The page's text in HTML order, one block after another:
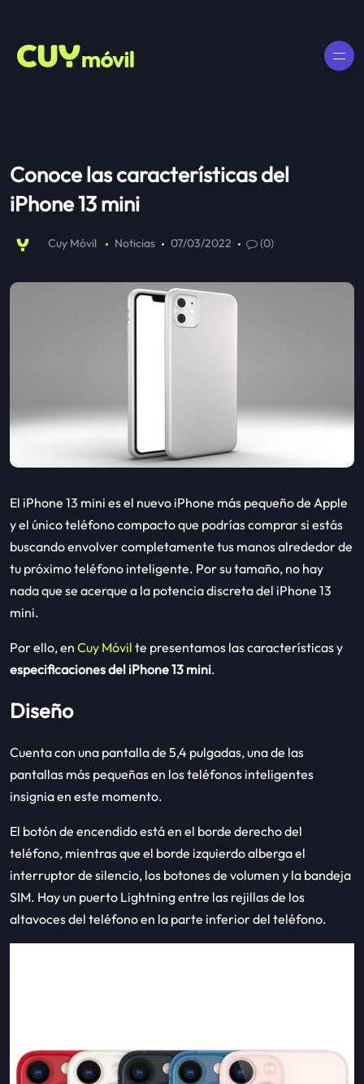
Conoce las características del
iPhone 13 mini
Cuy Móvil Noticias 07/03/2022 (0)
El iPhone 13 mini es el nuevo iPhone más pequeño de Apple
y el único teléfono compacto que podrías comprar si estás
buscando envolver completamente tus manos alrededor de
tu próximo teléfono inteligente. Por su tamaño, no hay
nada que se acerque a la potencia discreta del iPhone 13
mini.
Por ello, en Cuy Móvil te presentamos las características y
especificaciones del iPhone 13 mini.
Diseño
Cuenta con una pantalla de 5,4 pulgadas, una de las
pantallas más pequeñas en los teléfonos inteligentes
insignia en este momento.
El botón de encendido está en el borde derecho del
teléfono, mientras que el borde izquierdo alberga el
interruptor de silencio, los botones de volumen y la bandeja
SIM. Hay un puerto Lightning entre las rejillas de los
altavoces del teléfono en la parte inferior del teléfono.